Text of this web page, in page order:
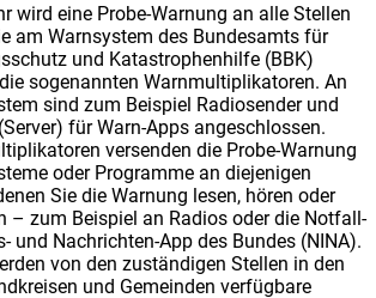
wird eine Probe-Warnung an alle Stellen
am Warnsystem des Bundesamts für
und Katastrophenhilfe (BBK)
sogenannten Warnmultiplikatoren. An
sind zum Beispiel Radiosender und
für Warn-Apps angeschlossen.
versenden die Probe-Warnung
oder Programme an diejenigen
Sie die Warnung lesen, hören oder
– zum Beispiel an Radios oder die Notfall-
und Nachrichten-App des Bundes (NINA).
von den zuständigen Stellen in den
und Gemeinden verfügbare